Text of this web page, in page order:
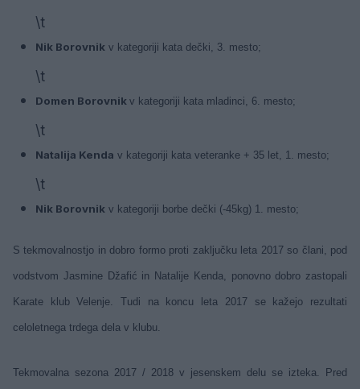
\t
Nik Borovnik v kategoriji kata dečki, 3. mesto;
\t
Domen Borovnik v kategoriji kata mladinci, 6. mesto;
\t
Natalija Kenda v kategoriji kata veteranke + 35 let, 1. mesto;
\t
Nik Borovnik v kategoriji borbe dečki (-45kg) 1. mesto;
S tekmovalnostjo in dobro formo proti zaključku leta 2017 so člani, pod
vodstvom Jasmine Džafić in Natalije Kenda, ponovno dobro zastopali
Karate klub Velenje. Tudi na koncu leta 2017 se kažejo rezultati
celoletnega trdega dela v klubu.
Tekmovalna sezona 2017 / 2018 v jesenskem delu se izteka. Pred